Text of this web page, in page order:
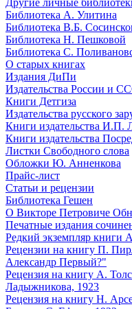
Другие личные
Библиотека А. Улитина
Библиотека В.Б.
Библиотека Н. Пешковой
Библиотека С.
О старых книгах
Издания ДиПи
Издательства России и
Книги Детгиза
Издательства русского
Книги издательства И.П.
Книги издательства
Листки Свободного слова
Обложки Ю. Анненкова
Прайс-лист
Статьи и рецензии
Библиотека Гешен
О Викторе Петровиче
Печатные издания
Редкий экземпляр книги
Рецензии на книгу П.
Александр Первый?"
Рецензия на книгу А.
Ладыжникова, 1923
Рецензия на книгу Н.